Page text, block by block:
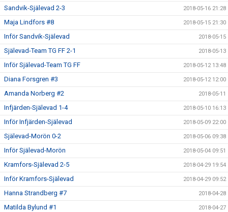
Sandvik-Själevad 2-3 2018-05-16 21:28
Maja Lindfors #8 2018-05-15 21:30
Inför Sandvik-Själevad 2018-05-15
Själevad-Team TG FF 2-1 2018-05-13
Inför Själevad-Team TG FF 2018-05-12 13:48
Diana Forsgren #3 2018-05-12 12:00
Amanda Norberg #2 2018-05-11
Infjärden-Själevad 1-4 2018-05-10 16:13
Inför Infjärden-Själevad 2018-05-09 22:00
Själevad-Morön 0-2 2018-05-06 09:38
Inför Själevad-Morön 2018-05-04 09:51
Kramfors-Själevad 2-5 2018-04-29 19:54
Inför Kramfors-Själevad 2018-04-29 09:52
Hanna Strandberg #7 2018-04-28
Matilda Bylund #1 2018-04-27